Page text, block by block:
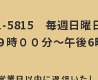
5815 毎週日曜
時００分～午後6